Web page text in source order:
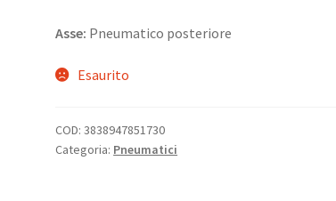
Asse: Pneumatico posteriore
Esaurito
COD:3838947851730
Categoria: Pneumatici